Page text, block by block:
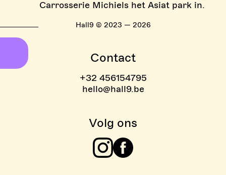
van Carrosserie Michiels het Asiat park in.
Hall9 © 2023 — 2026
Contact
+32 456154795
hello@hall9.be
Volg ons